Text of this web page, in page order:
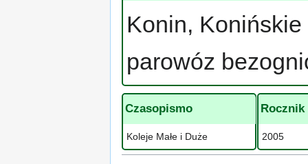
Konin,
parowóz
Czasopismo
Koleje Małe i Duże
Rocznik
2005